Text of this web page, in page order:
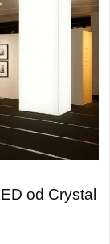
od Crystal